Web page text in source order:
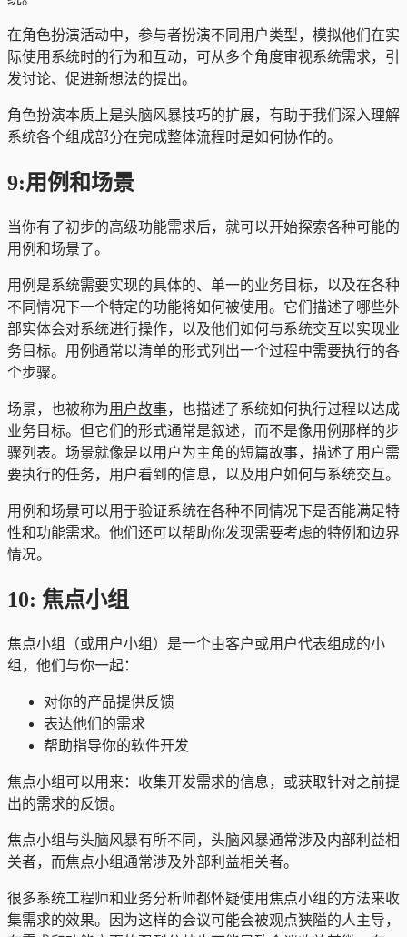
在角色扮演活动中，参与者扮演不同用户类型，模拟他们在实
际使用系统时的行为和互动，可从多个角度审视系统需求，引
发讨论、促进新想法的提出。
角色扮演本质上是头脑风暴技巧的扩展，有助于我们深入理解
系统各个组成部分在完成整体流程时是如何协作的。
9:用例和场景
当你有了初步的高级功能需求后，就可以开始探索各种可能的
用例和场景了。
用例是系统需要实现的具体的、单一的业务目标，以及在各种
不同情况下一个特定的功能将如何被使用。它们描述了哪些外
部实体会对系统进行操作，以及他们如何与系统交互以实现业
务目标。用例通常以清单的形式列出一个过程中需要执行的各
个步骤。
场景，也被称为用户故事，也描述了系统如何执行过程以达成
业务目标。但它们的形式通常是叙述，而不是像用例那样的步
骤列表。场景就像是以用户为主角的短篇故事，描述了用户需
要执行的任务，用户看到的信息，以及用户如何与系统交互。
用例和场景可以用于验证系统在各种不同情况下是否能满足特
性和功能需求。他们还可以帮助你发现需要考虑的特例和边界
情况。
10: 焦点小组
焦点小组（或用户小组）是一个由客户或用户代表组成的小
组，他们与你一起：
对你的产品提供反馈
表达他们的需求
帮助指导你的软件开发
焦点小组可以用来：收集开发需求的信息，或获取针对之前提
出的需求的反馈。
焦点小组与头脑风暴有所不同，头脑风暴通常涉及内部利益相
关者，而焦点小组通常涉及外部利益相关者。
很多系统工程师和业务分析师都怀疑使用焦点小组的方法来收
集需求的效果。因为这样的会议可能会被观点狭隘的人主导，